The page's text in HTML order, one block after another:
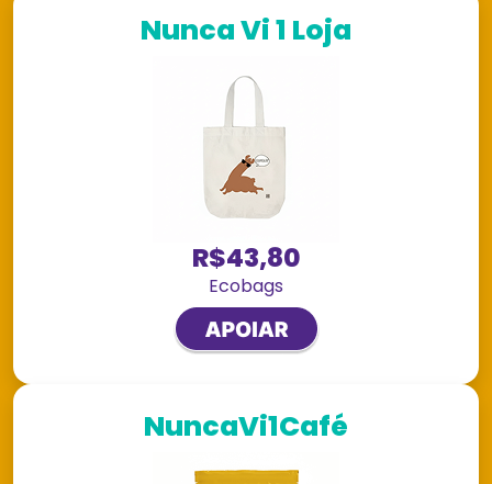
Nunca Vi 1 Loja
R$43,80
Ecobags
NuncaVi1Café